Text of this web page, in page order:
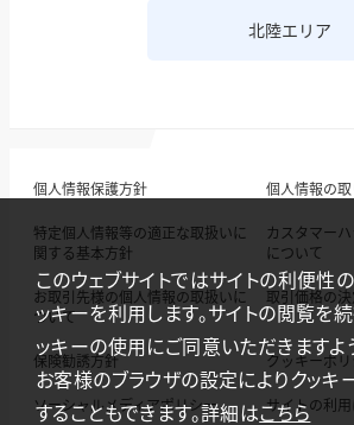
北陸エリア
個人情報保護方針 個人情報の
特定個人情報等の適正な取扱いに
関する基本方針
カスタマー
について
お取引先様の個人情報の取扱いに
ついて
取引価格の
保険勧誘方針 クッキーポ
ソーシャルメディアポリシー サイトの利
このウェブサイトではサイトの利便性
ッキーを利用します。サイトの閲覧を
ッキーの使用にご同意いただきますよ
お客様のブラウザの設定によりクッ
することもできます。詳細はこちら